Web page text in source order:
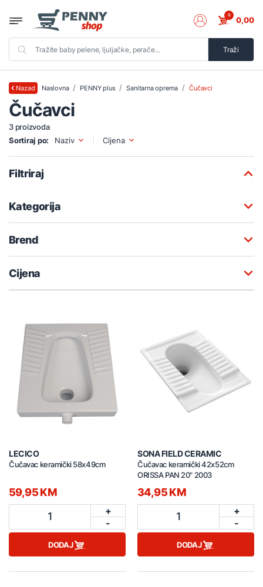
Traži
0 0,00
Nazad Naslovna PENNY plus Sanitarna oprema Čučavci
Čučavci
3 proizvoda
Sortiraj po:
Naziv Cijena
Filtriraj
Kategorija
Brend
Cijena
LECICO
Čučavac keramički 58x49cm
59,95 KM
1
+
-
DODAJ
SONA FIELD CERAMIC
Čučavac keramički 42x52cm
ORISSA PAN 20" 2003
34,95 KM
1
+
-
DODAJ